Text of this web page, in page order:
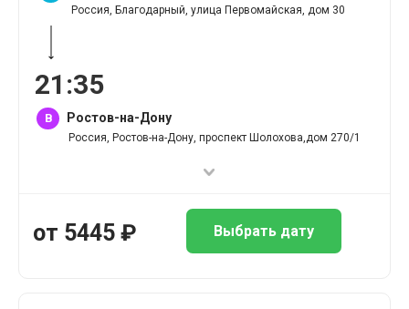
Россия, Благодарный, улица Первомайская, дом 30
21 :35
B Ростов-на-Дону
Россия, Ростов-на-Дону, проспект Шолохова,дом 270/1
от 5445 ₽ Выбрать дату